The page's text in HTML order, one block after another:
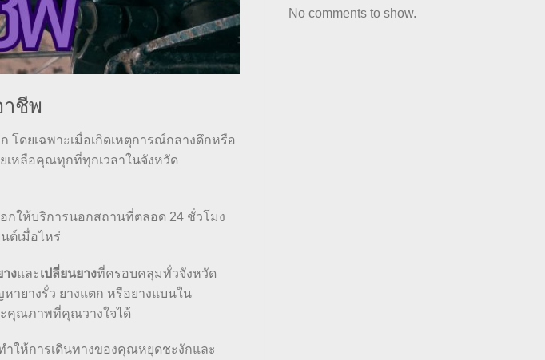
ชีพ
ดยเฉพาะเมื่อเกิดเหตุการณ์กลางดึกหรือ
เหลือคุณทุกที่ทุกเวลาในจังหวัด
กให้บริการนอกสถานที่ตลอด 24 ชั่วโมง
ต์เมื่อไหร่
างและเปลี่ยนยางที่ครอบคลุมทั่วจังหวัด
ายางรั่ว ยางแตก หรือยางแบนใน
ะคุณภาพที่คุณวางใจได้
ำให้การเดินทางของคุณหยุดชะงักและ
No comments to show.